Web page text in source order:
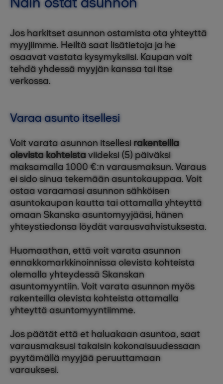
Jos harkitset asunnon ostamista ota yhteyttä
myyjiimme. Heiltä saat lisätietoja ja he
osaavat vastata kysymyksiisi. Kaupan voit
tehdä yhdessä myyjän kanssa tai itse
verkossa.
Varaa asunto itsellesi
Voit varata asunnon itsellesirakenteilla
olevista kohteistaviideksi (5) päiväksi
maksamalla 1000 €:n varausmaksun. Varaus
ei sido sinua tekemään asuntokauppaa. Voit
ostaa varaamasi asunnon sähköisen
asuntokaupan kautta tai ottamalla yhteyttä
omaan Skanska asuntomyyjääsi, hänen
yhteystiedonsa löydät varausvahvistuksesta.
Huomaathan, että voit varata asunnon
ennakkomarkkinoinnissa olevista kohteista
olemalla yhteydessä Skanskan
asuntomyyntiin. Voit varata asunnon myös
rakenteilla olevista kohteista ottamalla
yhteyttä asuntomyyntiimme.
Jos päätät että et haluakaan asuntoa, saat
varausmaksusi takaisin kokonaisuudessaan
pyytämällä myyjää peruuttamaan
varauksesi.